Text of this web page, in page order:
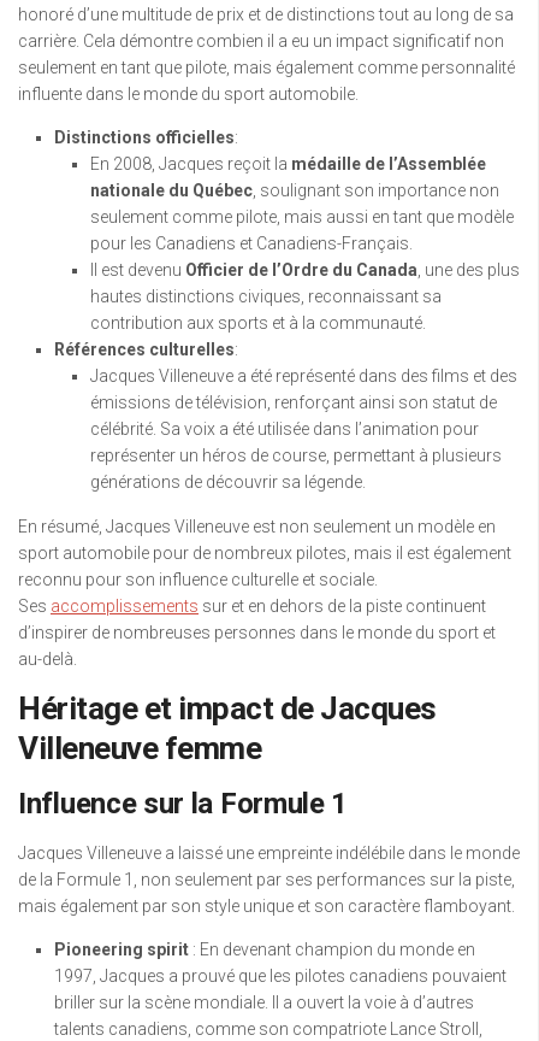
honoré d’une multitude de prix et de distinctions tout au long de sa
carrière. Cela démontre combien il a eu un impact significatif non
seulement en tant que pilote, mais également comme personnalité
influente dans le monde du sport automobile.
Distinctions officielles:
En 2008, Jacques reçoit la médaille de l’Assemblée
nationale du Québec, soulignant son importance non
seulement comme pilote, mais aussi en tant que modèle
pour les Canadiens et Canadiens-Français.
Il est devenu Officier de l’Ordre du Canada, une des plus
hautes distinctions civiques, reconnaissant sa
contribution aux sports et à la communauté.
Références culturelles:
Jacques Villeneuve a été représenté dans des films et des
émissions de télévision, renforçant ainsi son statut de
célébrité. Sa voix a été utilisée dans l’animation pour
représenter un héros de course, permettant à plusieurs
générations de découvrir sa légende.
En résumé, Jacques Villeneuve est non seulement un modèle en
sport automobile pour de nombreux pilotes, mais il est également
reconnu pour son influence culturelle et sociale.
Ses accomplissements sur et en dehors de la piste continuent
d’inspirer de nombreuses personnes dans le monde du sport et
au-delà.
Héritage et impact de Jacques
Villeneuve femme
Influence sur la Formule 1
Jacques Villeneuve a laissé une empreinte indélébile dans le monde
de la Formule 1, non seulement par ses performances sur la piste,
mais également par son style unique et son caractère flamboyant.
Pioneering spirit : En devenant champion du monde en
1997, Jacques a prouvé que les pilotes canadiens pouvaient
briller sur la scène mondiale. Il a ouvert la voie à d’autres
talents canadiens, comme son compatriote Lance Stroll,